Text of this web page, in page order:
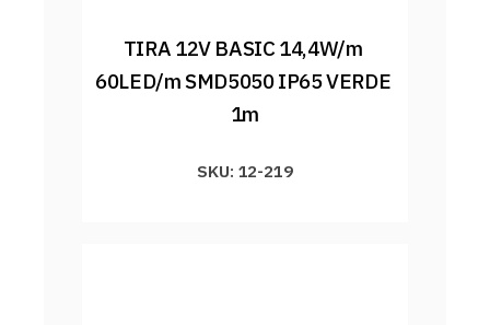
TIRA 12V BASIC 14,4W/m
60LED/m SMD5050 IP65 VERDE
1m
SKU: 12-219